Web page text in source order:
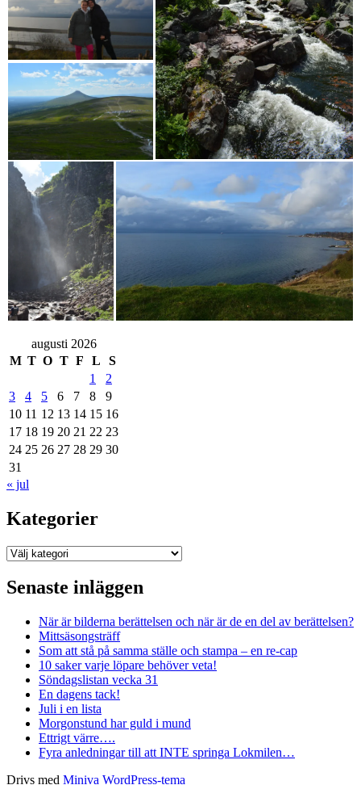
augusti 2026
M T O T F L
S
1
2
3
4 5 6 7 8
9
10 11 12 13 14 15 16
17 18 19 20 21 22 23
24 25 26 27 28 29 30
31
« jul
Kategorier
Kategorier
Senaste inläggen
När är bilderna berättelsen och när är de en del av berättelsen?
Mittsäsongsträff
Som att stå på samma ställe och stampa – en re-cap
10 saker varje löpare behöver veta!
Söndagslistan vecka 31
En dagens tack!
Juli i en lista
Morgonstund har guld i mund
Ettrigt värre….
Fyra anledningar till att INTE springa Lokmilen…
Drivs med Miniva WordPress-tema